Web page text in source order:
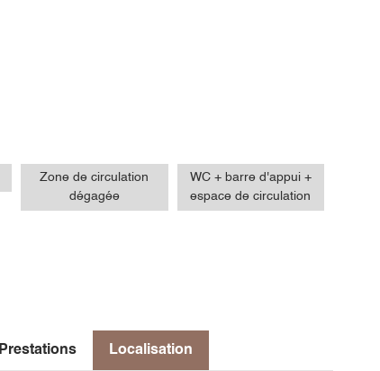
Zone de circulation
dégagée
WC + barre d'appui +
espace de circulation
Prestations Localisation